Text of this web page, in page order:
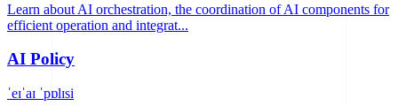
Learn about AI orchestration, the coordination of AI components for
efficient operation and integrat...
AI Policy
ˈeɪˈaɪ ˈpɒlɪsi